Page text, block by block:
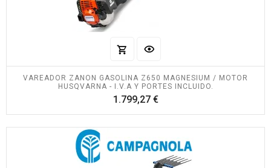
VAREADOR ZANON GASOLINA Z650 MAGNESIUM / MOTOR
HUSQVARNA - I.V.A Y PORTES INCLUIDO.
1.799,27 €Precio